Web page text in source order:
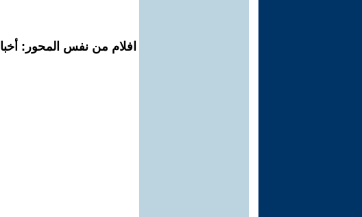
افلام من نفس المحور: